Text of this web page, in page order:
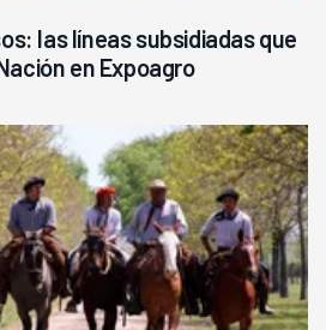
las líneas subsidiadas que
en Expoagro